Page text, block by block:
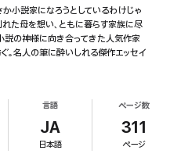
か小説家になろうとしているわけじゃ
た母を想い、ともに暮らす家族に尽
説の神様に向き合ってきた人気作家
。名人の筆に酔いしれる傑作エッセイ
言語
JA
日本語
ページ数
311
ページ